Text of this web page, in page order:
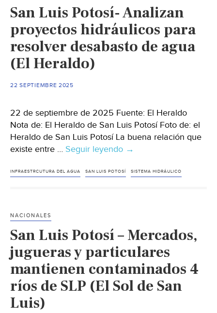
ubicado
en
el
kilómetro
a
Matehuala
se
utilizan
que
han
con
baches
profundos,
además
de
frecuentes
San Luis Potosí- Analizan
proyectos hidráulicos para
resolver desabasto de agua
(El Heraldo)
22 SEPTIEMBRE 2025
22 de septiembre de 2025 Fuente: El Heraldo
Nota de: El Heraldo de San Luis Potosí Foto de: el
Heraldo de San Luis Potosí La buena relación que
existe entre … Seguir leyendo San
Potosí-
resolver
desabasto
de
agua
(El
Heraldo)
→
INFRAESTRCUTURA DEL AGUA SAN LUIS POTOSÍ SISTEMA HIDRÁULICO
NACIONALES
San Luis Potosí – Mercados,
jugueras y particulares
mantienen contaminados 4
ríos de SLP (El Sol de San
Luis)